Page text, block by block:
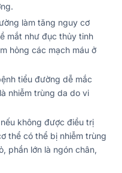
làm tăng nguy cơ
mắt như đục thủy tinh
hỏng các mạch máu ở
tiểu đường dễ mắc
nhiễm trùng da do vi
không được điều trị
thể có thể bị nhiễm trùng
phần lớn là ngón chân,